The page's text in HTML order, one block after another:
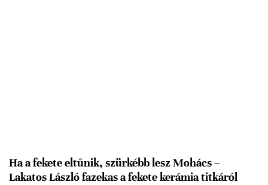
Ha a fekete eltűnik, szürkébb lesz Mohács –
Lakatos László fazekas a fekete kerámia titkáról